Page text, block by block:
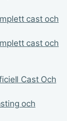
cast och
cast och
Cast Och
och